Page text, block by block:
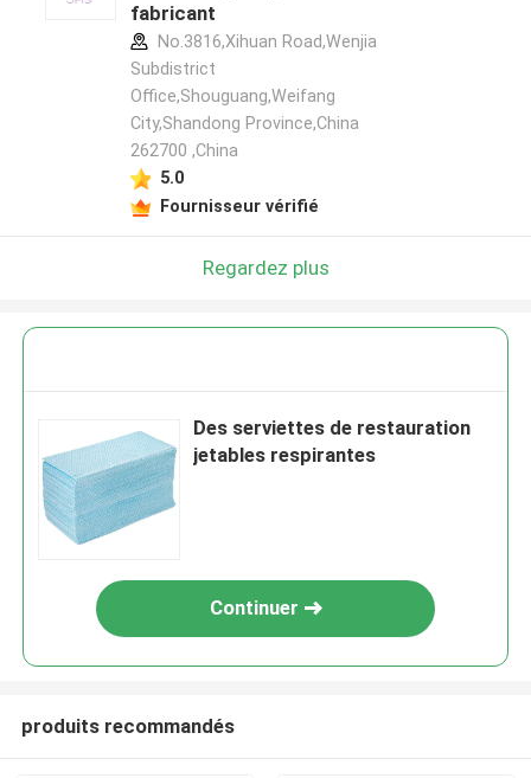
fabricant
No.3816,Xihuan Road,Wenjia
Subdistrict
Office,Shouguang,Weifang
City,Shandong Province,China
262700 ,China
5.0
Fournisseur vérifié
Regardez plus
Des serviettes de restauration
jetables respirantes
Continuer
produits recommandés